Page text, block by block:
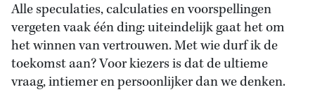
Alle speculaties, calculaties en voorspellingen
vergeten vaak één ding: uiteindelijk gaat het om
het winnen van vertrouwen. Met wie durf ik de
toekomst aan? Voor kiezers is dat de ultieme
vraag, intiemer en persoonlijker dan we denken.